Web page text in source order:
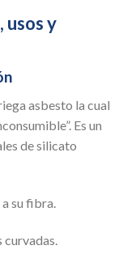
usos y
asbesto la cual
Es un
de silicato
su fibra.